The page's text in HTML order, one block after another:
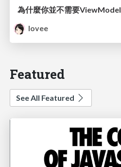
lovee
Featured
See All Featured